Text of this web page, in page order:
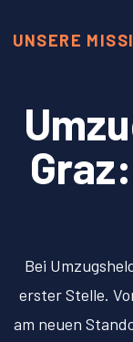
UNSERE
Bei
erster Stelle.
am neuen